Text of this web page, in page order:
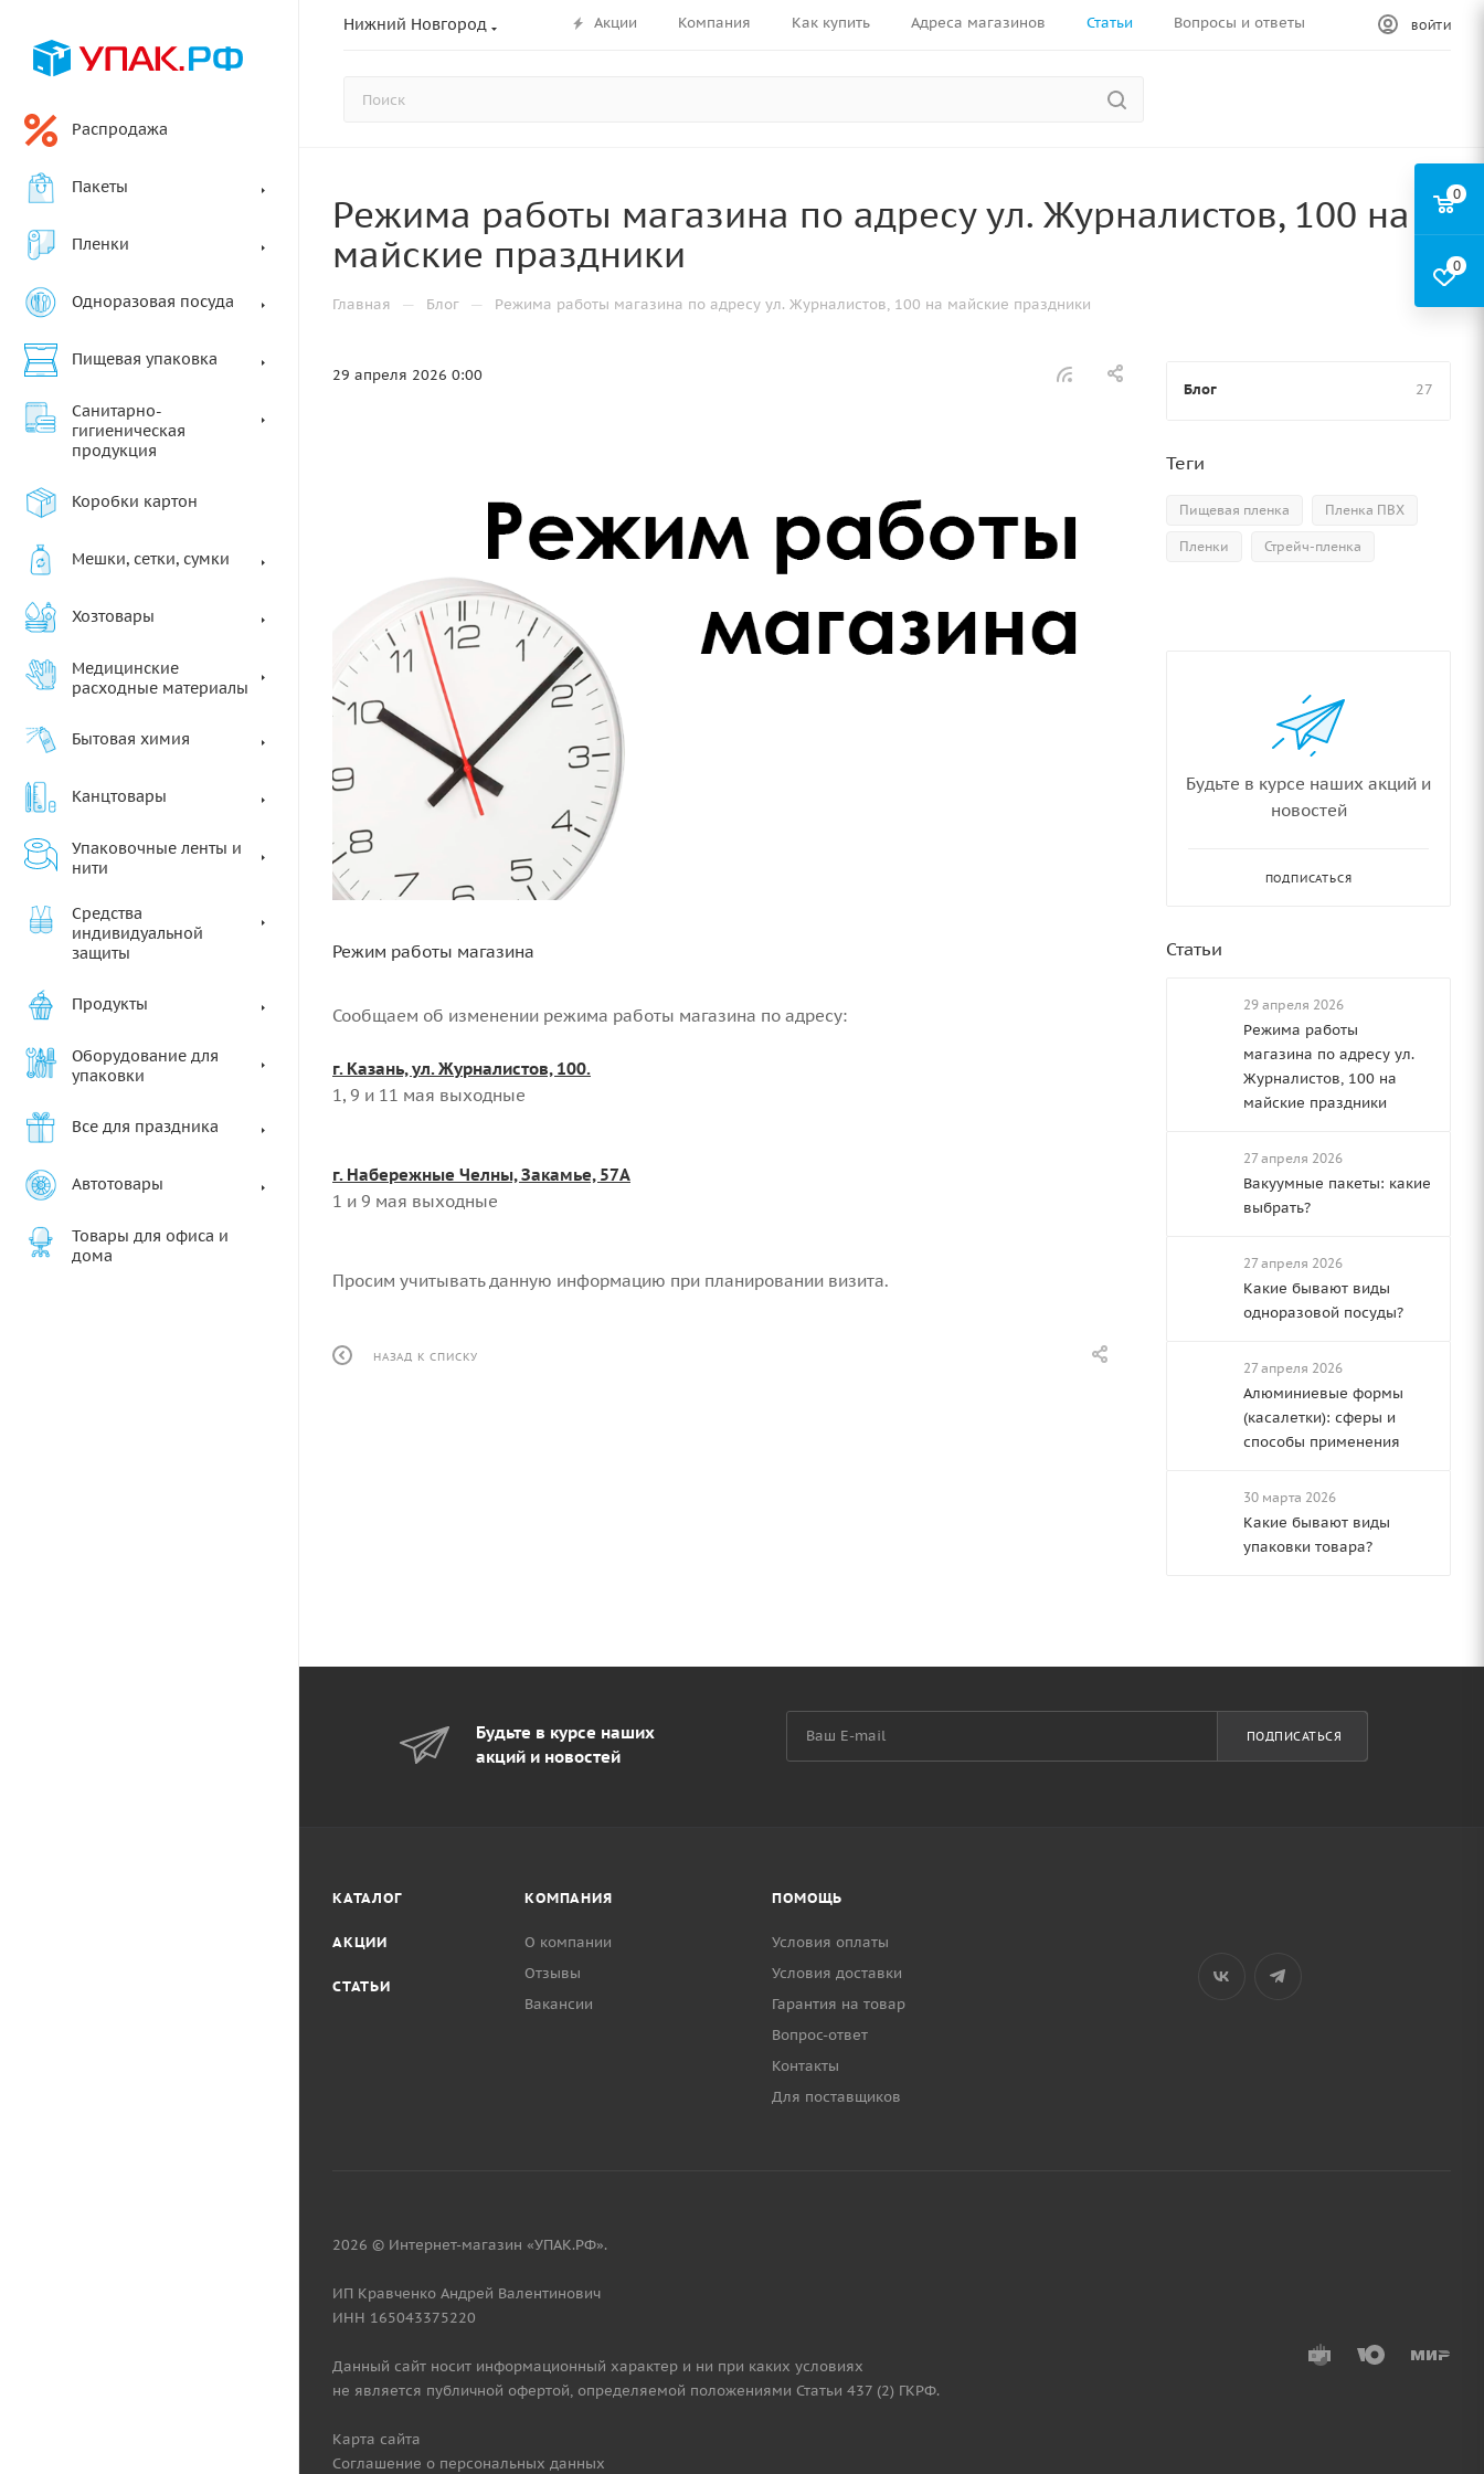
Нижний Новгород Акции Компания Как купить Адреса магазинов Статьи Вопросы и ответы ВОЙТИ
Распродажа
Пакеты
Пленки
Одноразовая посуда
Пищевая упаковка
Санитарно-
гигиеническая
продукция
Коробки картон
Мешки, сетки, сумки
Хозтовары
Медицинские
расходные материалы
Бытовая химия
Канцтовары
Упаковочные ленты и
нити
Средства
индивидуальной
защиты
Продукты
Оборудование для
упаковки
Все для праздника
Автотовары
Товары для офиса и
дома
Режима работы магазина по адресу ул. Журналистов, 100 на
майские праздники
Главная — Блог — Режима работы магазина по адресу ул. Журналистов, 100 на майские праздники
29 апреля 2026 0:00
Режим работы магазина
Сообщаем об изменении режима работы магазина по адресу:
г. Казань, ул. Журналистов, 100.
1, 9 и 11 мая выходные
г. Набережные Челны, Закамье, 57А
1 и 9 мая выходные
Просим учитывать данную информацию при планировании визита.
НАЗАД К СПИСКУ
Блог 27
Теги
Пищевая пленка Пленка ПВХ
Пленки Стрейч-пленка
Будьте в курсе наших акций и
новостей
ПОДПИСАТЬСЯ
Статьи
29 апреля 2026
Режима работы
магазина по адресу ул.
Журналистов, 100 на
майские праздники
27 апреля 2026
Вакуумные пакеты: какие
выбрать?
27 апреля 2026
Какие бывают виды
одноразовой посуды?
27 апреля 2026
Алюминиевые формы
(касалетки): сферы и
способы применения
30 марта 2026
Какие бывают виды
упаковки товара?
Будьте в курсе наших
акций и новостей
ПОДПИСАТЬСЯ
КАТАЛОГ
АКЦИИ
СТАТЬИ
КОМПАНИЯ
О компании
Отзывы
Вакансии
ПОМОЩЬ
Условия оплаты
Условия доставки
Гарантия на товар
Вопрос-ответ
Контакты
Для поставщиков
2026 © Интернет-магазин «УПАК.РФ».
ИП Кравченко Андрей Валентинович
ИНН 165043375220
Данный сайт носит информационный характер и ни при каких условиях
не является публичной офертой, определяемой положениями Статьи 437 (2) ГКРФ.
Карта сайта
Соглашение о персональных данных
0
0